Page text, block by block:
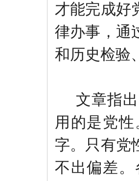
才能完成好
律办事，通
和历史检验
文章指
用的是党
字。只有党
不出偏差